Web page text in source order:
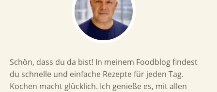
Schön, dass du da bist! In meinem Foodblog findest
du schnelle und einfache Rezepte für jeden Tag.
Kochen macht glücklich. Ich genieße es, mit allen